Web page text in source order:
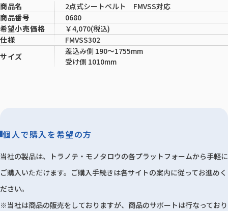
商品名
2点式シートベルト FMVSS対応
商品番号
0680
希望小売価格
￥4,070(税込)
仕様
FMVSS302
サイズ
差込み側 190～1755mm
受け側 1010mm
個人で購入を希望の方
当社の製品は、トラノテ・モノタロウの各プラットフォームから手軽に
ご購入いただけます。ご購入手続きは各サイトの案内に従ってお進めく
ださい。
※当社は商品の販売をしておりますが、商品のサポートは行なっており